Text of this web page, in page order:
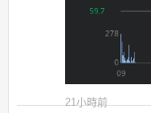
21小時前